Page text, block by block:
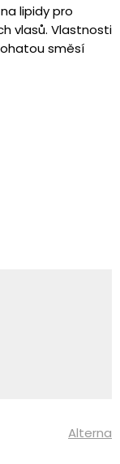
lipidy pro
vlasů. Vlastnosti
směsí
Alterna